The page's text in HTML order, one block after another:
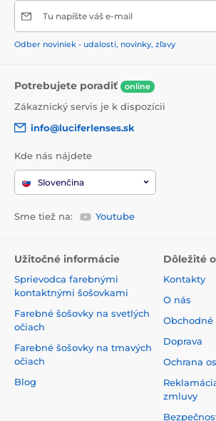
Tu napíšte váš e-mail
Odber noviniek - udalosti, novinky, zľavy
Potrebujete poradiť online
Zákaznický servis je k dispozícii
info@luciferlenses.sk
Kde nás nájdete
Slovenčina
Sme tiež na: Youtube
Užitočné informácie
Sprievodca farebnými
kontaktnými šošovkami
Farebné šošovky na svetlých
očiach
Farebné šošovky na tmavých
očiach
Blog
Dôležité
Kontakty
O nás
Doprava
Ochrana
zmluvy